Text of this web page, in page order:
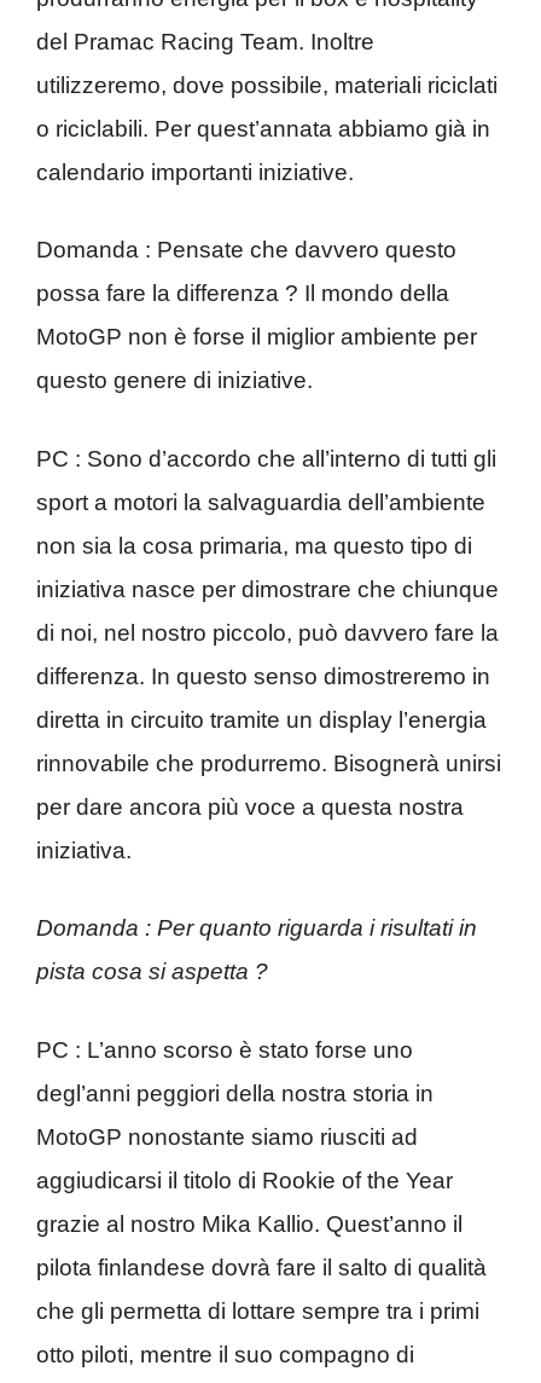
del Pramac Racing Team. Inoltre
utilizzeremo, dove possibile, materiali riciclati
o riciclabili. Per quest’annata abbiamo già in
calendario importanti iniziative.
Domanda : Pensate che davvero questo
possa fare la differenza ? Il mondo della
MotoGP non è forse il miglior ambiente per
questo genere di iniziative.
PC : Sono d’accordo che all’interno di tutti gli
sport a motori la salvaguardia dell’ambiente
non sia la cosa primaria, ma questo tipo di
iniziativa nasce per dimostrare che chiunque
di noi, nel nostro piccolo, può davvero fare la
differenza. In questo senso dimostreremo in
diretta in circuito tramite un display l’energia
rinnovabile che produrremo. Bisognerà unirsi
per dare ancora più voce a questa nostra
iniziativa.
Domanda : Per quanto riguarda i risultati in
pista cosa si aspetta ?
PC : L’anno scorso è stato forse uno
degl’anni peggiori della nostra storia in
MotoGP nonostante siamo riusciti ad
aggiudicarsi il titolo di Rookie of the Year
grazie al nostro Mika Kallio. Quest’anno il
pilota finlandese dovrà fare il salto di qualità
che gli permetta di lottare sempre tra i primi
otto piloti, mentre il suo compagno di